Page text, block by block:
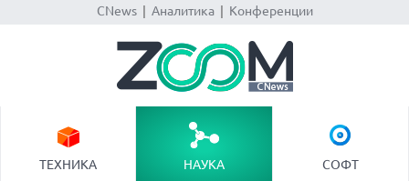
CNews| Аналитика| Конференции
ТЕХНИКА НАУКА СОФТ